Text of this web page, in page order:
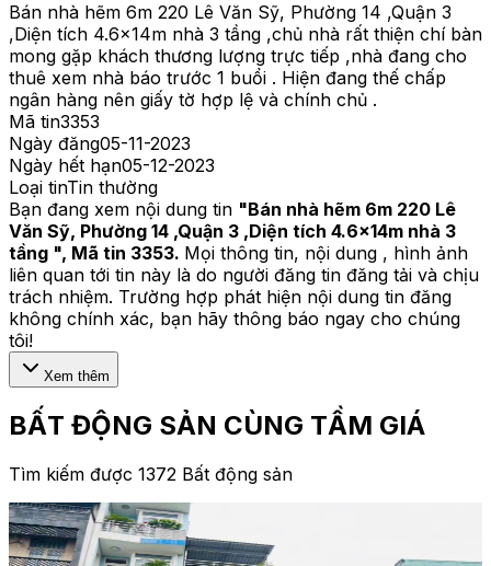
Bán nhà hẽm 6m 220 Lê Văn Sỹ, Phường 14 ,Quận 3
,Diện tích 4.6x14m nhà 3 tầng ,chủ nhà rất thiện chí bàn
mong gặp khách thương lượng trực tiếp ,nhà đang cho
thuê xem nhà báo trước 1 buổi . Hiện đang thế chấp
ngân hàng nên giấy tờ hợp lệ và chính chủ .
Mã tin3353
Ngày đăng05-11-2023
Ngày hết hạn05-12-2023
Loại tinTin thường
Bạn đang xem nội dung tin "Bán nhà hẽm 6m 220 Lê
Văn Sỹ, Phường 14 ,Quận 3 ,Diện tích 4.6x14m nhà 3
tầng ", Mã tin 3353. Mọi thông tin, nội dung , hình ảnh
liên quan tới tin này là do người đăng tin đăng tải và chịu
trách nhiệm. Trường hợp phát hiện nội dung tin đăng
không chính xác, bạn hãy thông báo ngay cho chúng
tôi!
Xem thêm
BẤT ĐỘNG SẢN CÙNG TẦM GIÁ
Tìm kiếm được 1372 Bất động sản